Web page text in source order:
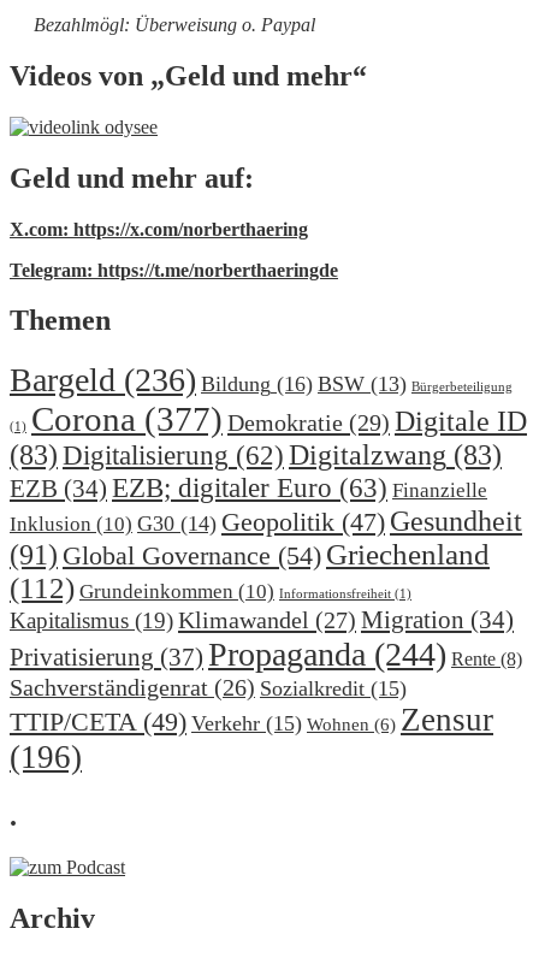
Bezahlmögl: Überweisung o. Paypal
Videos von „Geld und mehr“
Geld und mehr auf:
X.com: https://x.com/norberthaering
Telegram: https://t.me/norberthaeringde
Themen
Bargeld (236) Bildung (16) BSW (13) Bürgerbeteiligung
(1) Corona (377) Demokratie (29) Digitale ID
(83) Digitalisierung (62) Digitalzwang (83)
EZB (34) EZB; digitaler Euro (63) Finanzielle
Inklusion (10) G30 (14) Geopolitik (47) Gesundheit
(91) Global Governance (54) Griechenland
(112) Grundeinkommen (10) Informationsfreiheit (1)
Kapitalismus (19)Klimawandel (27) Migration (34)
Privatisierung (37) Propaganda (244) Rente (8)
Sachverständigenrat (26) Sozialkredit (15)
TTIP/CETA(49) Verkehr (15) Wohnen (6) Zensur
(196)
.
Archiv